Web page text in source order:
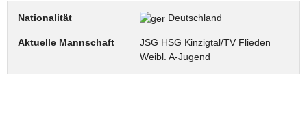
Nationalität Deutschland
Aktuelle Mannschaft
JSG HSG Kinzigtal/TV Flieden
Weibl. A-Jugend